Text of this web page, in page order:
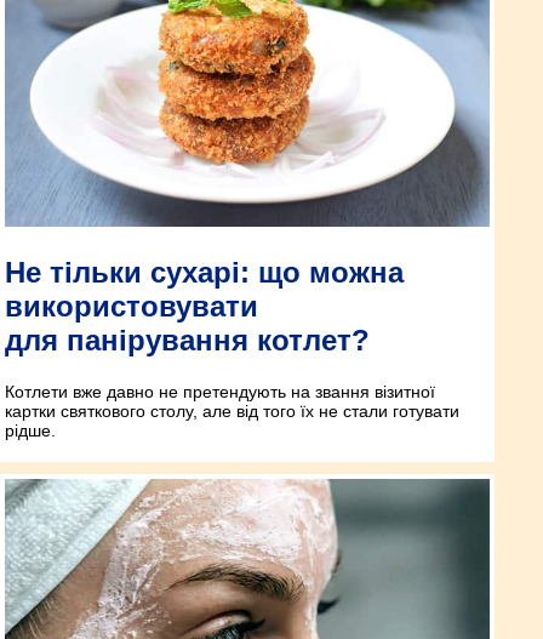
Не тільки сухарі: що можна
використовувати
для панірування котлет?
Котлети вже давно не претендують на звання візитної
картки святкового столу, але від того їх не стали готувати
рідше.